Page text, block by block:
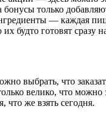
бонусы только
— каждая
их будто готовят сразу
выбрать, что
велико, что можно
что же взять сегодня.